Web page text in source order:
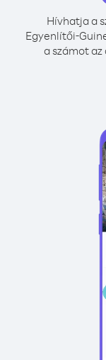
Hívhatja a
Egyenlítői-
a számot